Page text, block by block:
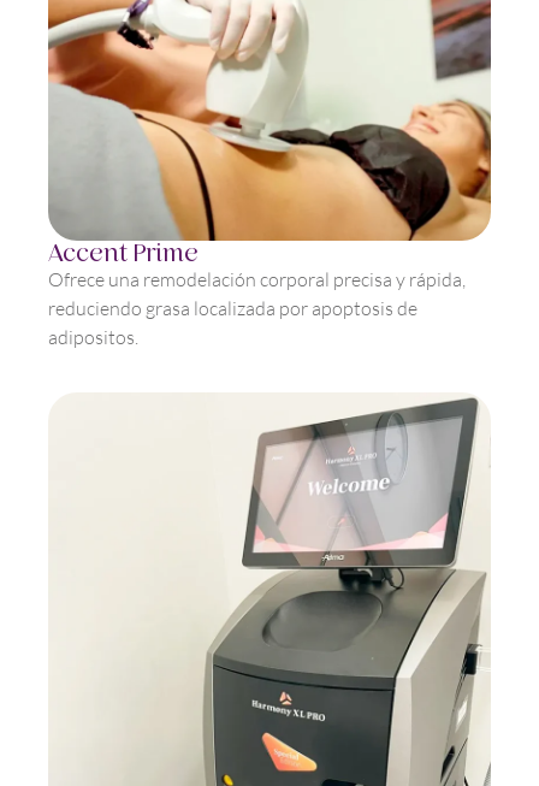
Accent Prime
Ofrece una remodelación corporal precisa y rápida,
reduciendo grasa localizada por apoptosis de
adipositos.